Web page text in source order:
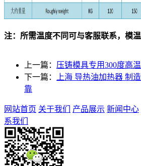
注：所需温度不同可与客服联系，模
上一篇： 压铸模具专用300度高
下一篇：
上海 导热油加热器 制
靠
网站首页 关于我们 产品展示 新闻中心
系我们